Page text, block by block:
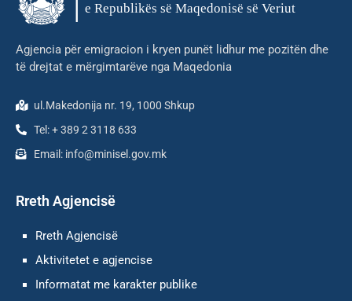
Agjencia për emigracion i kryen punët lidhur me pozitën dhe
të drejtat e mërgimtarëve nga Maqedonia
ul.Makedonija nr. 19, 1000 Shkup
Tel: + 389 2 3118 633
Email: info@minisel.gov.mk
Rreth Agjencisë
Rreth Agjencisë
Aktivitetet e agjencise
Informatat me karakter publike